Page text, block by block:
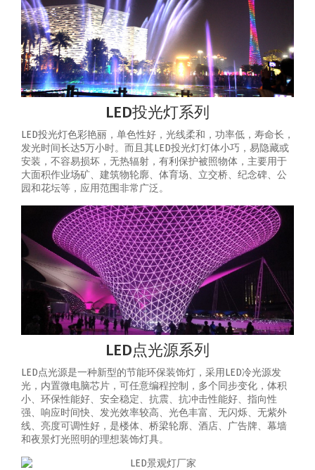
LED投光灯系列
LED投光灯色彩艳丽，单色性好，光线柔和，功率低，寿命长，
发光时间长达5万小时。而且其LED投光灯灯体小巧，易隐藏或
安装，不容易损坏，无热辐射，有利保护被照物体，主要用于
大面积作业场矿、建筑物轮廓、体育场、立交桥、纪念碑、公
园和花坛等，应用范围非常广泛。
LED点光源系列
LED点光源是一种新型的节能环保装饰灯，采用LED冷光源发
光，内置微电脑芯片，可任意编程控制，多个同步变化，体积
小、环保性能好、安全稳定、抗震、抗冲击性能好、指向性
强、响应时间快、发光效率较高、光色丰富、无闪烁、无紫外
线、亮度可调性好，是楼体、桥梁轮廓、酒店、广告牌、幕墙
和夜景灯光照明的理想装饰灯具。